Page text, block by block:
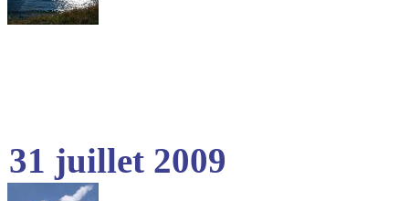
31 juillet 2009